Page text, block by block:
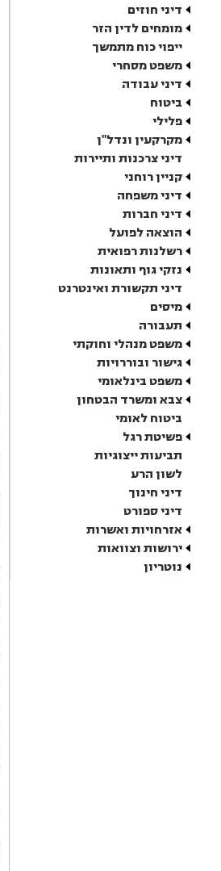
דיני חוזים
מומחים לדין הזר
ייפוי כוח מתמשך
משפט מסחרי
דיני עבודה
ביטוח
פלילי
מקרקעין ונדל"ן
דיני צרכנות ותיירות
קניין רוחני
דיני משפחה
דיני חברות
הוצאה לפועל
רשלנות רפואית
נזקי גוף ותאונות
דיני תקשורת ואינטרנט
מיסים
תעבורה
משפט מנהלי וחוקתי
גישור ובוררויות
משפט בינלאומי
צבא ומשרד הבטחון
ביטוח לאומי
פשיטת רגל
תביעות ייצוגיות
לשון הרע
דיני חינוך
דיני ספורט
אזרחויות ואשרות
ירושות וצוואות
נוטריון